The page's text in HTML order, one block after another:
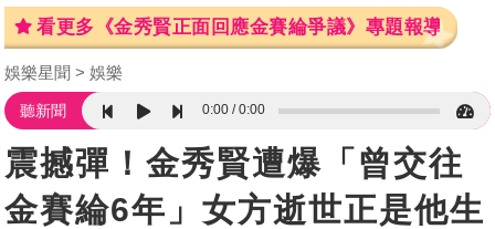
看更多《金秀賢正面回應金賽綸爭議》專題報導
娛樂星聞 娛樂
聽新聞 0:00 0:00
震撼彈！金秀賢遭爆「曾交往
金賽綸6年」女方逝世正是他生